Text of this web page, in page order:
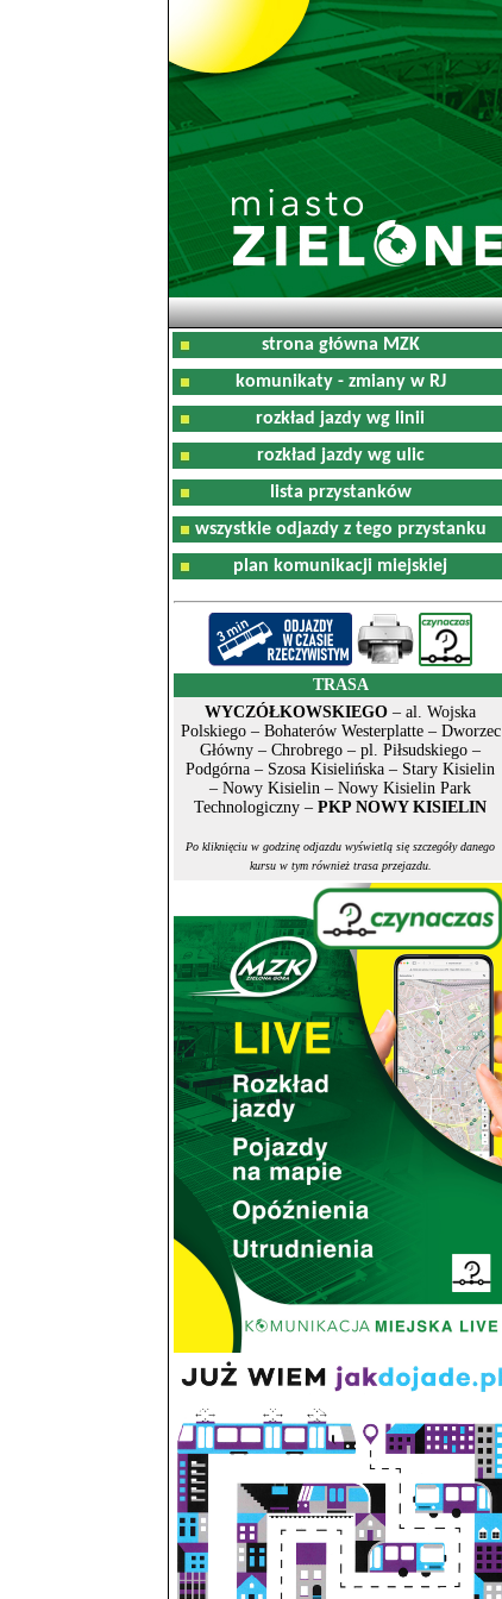
strona główna MZK
komunikaty - zmiany w RJ
rozkład jazdy wg linii
rozkład jazdy wg ulic
lista przystanków
wszystkie odjazdy z tego przystanku
plan komunikacji miejskiej
TRASA
WYCZÓŁKOWSKIEGO – al. Wojska
Polskiego – Bohaterów Westerplatte – Dworzec
Główny – Chrobrego – pl. Piłsudskiego –
Podgórna – Szosa Kisielińska – Stary Kisielin
– Nowy Kisielin – Nowy Kisielin Park
Technologiczny – PKP NOWY KISIELIN
Po kliknięciu w godzinę odjazdu wyświetlą się szczegóły danego
kursu w tym również trasa przejazdu.